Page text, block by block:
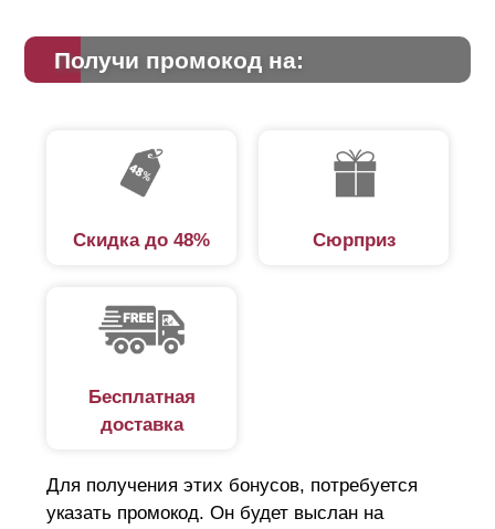
Получи промокод на:
Скидка до 48% Сюрприз
Бесплатная
доставка
Для получения этих бонусов, потребуется
указать промокод. Он будет выслан на